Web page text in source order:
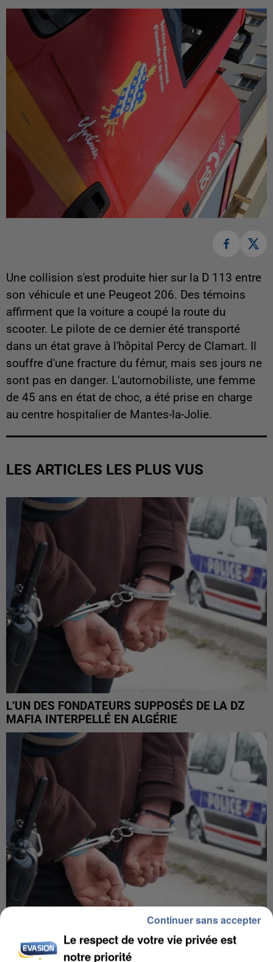
Une collision s'est produite hier sur la D 113 entre
son véhicule et une Peugeot 206. Des témoins
affirment que la voiture a coupé la route du
scooter. Le pilote de ce dernier été transporté
dans un état grave à l'hôpital Percy de Clamart. Il
souffre d'une fracture du fémur, mais ses jours ne
sont pas en danger. L'automobiliste, une femme
de 45 ans en état de choc, a été prise en charge
au centre hospitalier de Mantes-la-Jolie.
LES ARTICLES LES PLUS VUS
L’UN DES FONDATEURS SUPPOSÉS DE LA DZ
MAFIA INTERPELLÉ EN ALGÉRIE
UN SECOND CADRE DE LA DZ MAFIA
INTERPELLÉ EN ALGÉRIE
Le respect de votre vie privée est
notre priorité
Continuer sans accepter